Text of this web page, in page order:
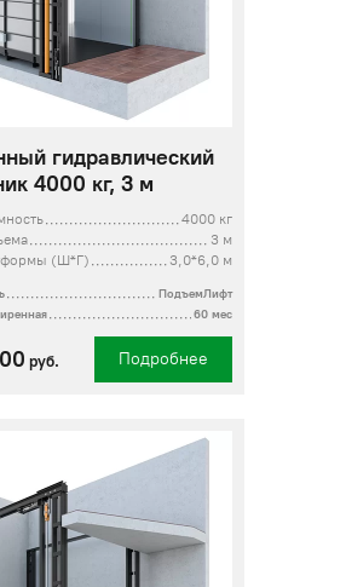
гидравлический
4000 кг, 3 м
4000 кг
3 м
(Ш*Г)
3,0*6,0 м
ПодъемЛифт
60 мес
руб. Подробнее